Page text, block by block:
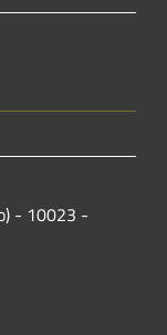
- 10023 -